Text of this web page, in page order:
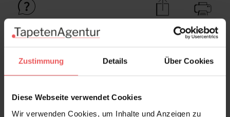
Zustimmung Details Über Cookies
Diese Webseite verwendet Cookies
Wir verwenden Cookies, um Inhalte und Anzeigen zu
Sie haben Fragen zum Produkt?
Frage stellen
+49 (0)221 932 81 82